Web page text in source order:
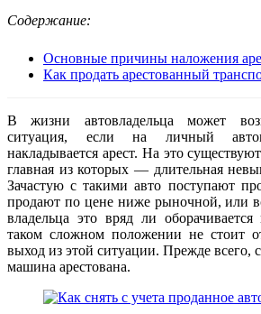
Содержание:
Основные причины наложения
Как продать арестованный
В жизни автовладельца может
ситуация, если на личный
накладывается арест. На это
главная из которых — длительная
Зачастую с такими авто поступают
продают по цене ниже рыночной, или
владельца это вряд ли
таком сложном положении не стоит
выход из этой ситуации. Прежде всего,
машина арестована.